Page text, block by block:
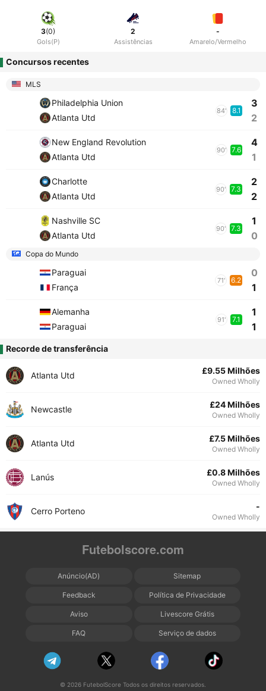
3(0)
Gols(P)
2
Assistências
-
Amarelo/Vermelho
Concursos recentes
MLS
Philadelphia Union
Atlanta Utd
84' 8.1
3
2
New England Revolution
Atlanta Utd
90' 7.6
4
1
Charlotte
Atlanta Utd
90' 7.3
2
2
Nashville SC
Atlanta Utd
90' 7.3
1
0
Copa do Mundo
Paraguai
França
71' 6.2
0
1
Alemanha
Paraguai
91' 7.1
1
1
Recorde de transferência
Atlanta Utd £9.55 Milhões
Owned Wholly
Newcastle £24 Milhões
Owned Wholly
Atlanta Utd £7.5 Milhões
Owned Wholly
Lanús £0.8 Milhões
Owned Wholly
Cerro Porteno -
Owned Wholly
Futebolscore.com
Anúncio(AD) Sitemap
Feedback Política de Privacidade
Aviso Livescore Grátis
FAQ Serviço de dados
© 2026 FutebolScore Todos os direitos reservados.